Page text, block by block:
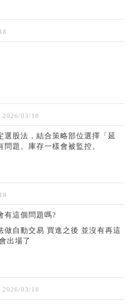
2026/03/18
選股法，結合策略部位選擇「延
題。庫存一樣會被監控。
有這個問題嗎?
做自動交易 買進之後 並沒有再這
出場了
2026/03/18